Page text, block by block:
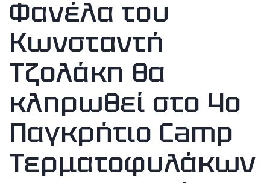
Φανέλα του
Κωνσταντή
Τζολάκη θα
κληρωθεί στο 4ο
Παγκρήτιο Camp
Τερματοφυλάκων